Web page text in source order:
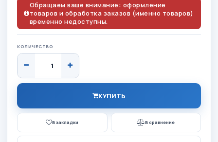
Обращаем ваше внимание: оформление
товаров и обработка заказов (именно товаров)
временно недоступны.
КОЛИЧЕСТВО
КУПИТЬ
В закладки В сравнение